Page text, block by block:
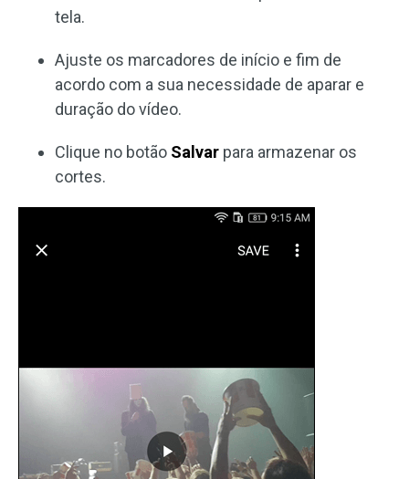
tela.
Ajuste os marcadores de início e fim de
acordo com a sua necessidade de aparar e
duração do vídeo.
Clique no botão Salvar para armazenar os
cortes.